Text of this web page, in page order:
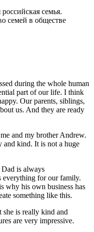
семья.
семей в обществе
during the whole human
part of our life. I think
Our parents, siblings,
us. And they are ready
and my brother Andrew.
and kind. It is not a huge
is always
everything for our family.
why his own business has
something like this.
she is really kind and
are very impressive.